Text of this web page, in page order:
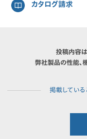
カタログ請求
投稿内容は
弊社製品の性能、